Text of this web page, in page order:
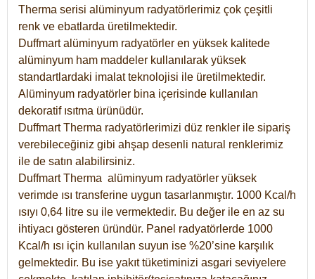
Therma serisi alüminyum radyatörlerimiz çok çeşitli
renk ve ebatlarda üretilmektedir.
Duffmart alüminyum radyatörler en yüksek kalitede
alüminyum ham maddeler kullanılarak yüksek
standartlardaki imalat teknolojisi ile üretilmektedir.
Alüminyum radyatörler bina içerisinde kullanılan
dekoratif ısıtma ürünüdür.
Duffmart Therma radyatörlerimizi düz renkler ile sipariş
verebileceğiniz gibi ahşap desenli natural renklerimiz
ile de satın alabilirsiniz.
Duffmart Therma alüminyum radyatörler yüksek
verimde ısı transferine uygun tasarlanmıştır. 1000 Kcal/h
ısıyı 0,64 litre su ile vermektedir. Bu değer ile en az su
ihtiyacı gösteren üründür. Panel radyatörlerde 1000
Kcal/h ısı için kullanılan suyun ise %20’sine karşılık
gelmektedir. Bu ise yakıt tüketiminizi asgari seviyelere